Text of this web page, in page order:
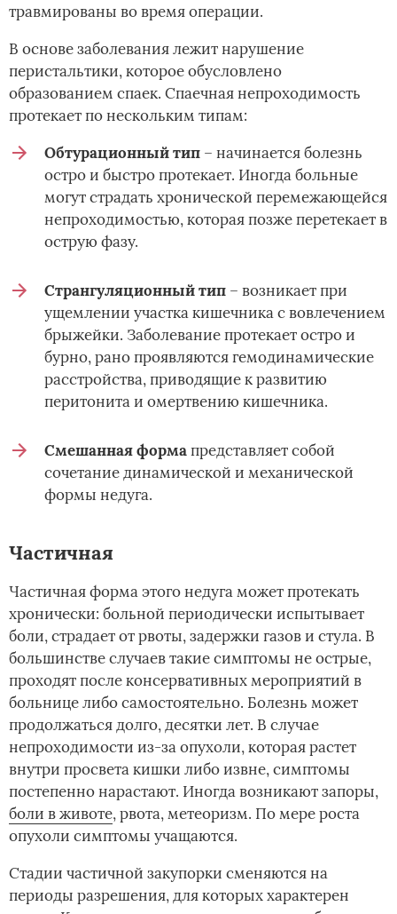
травмированы во время операции.
В основе заболевания лежит нарушение
перистальтики, которое обусловлено
образованием спаек. Спаечная непроходимость
протекает по нескольким типам:
Обтурационный тип – начинается болезнь
остро и быстро протекает. Иногда больные
могут страдать хронической перемежающейся
непроходимостью, которая позже перетекает в
острую фазу.
Странгуляционный тип – возникает при
ущемлении участка кишечника с вовлечением
брыжейки. Заболевание протекает остро и
бурно, рано проявляются гемодинамические
расстройства, приводящие к развитию
перитонита и омертвению кишечника.
Смешанная формапредставляет собой
сочетание динамической и механической
формы недуга.
Частичная
Частичная форма этого недуга может протекать
хронически: больной периодически испытывает
боли, страдает от рвоты, задержки газов и стула. В
большинстве случаев такие симптомы не острые,
проходят после консервативных мероприятий в
больнице либо самостоятельно. Болезнь может
продолжаться долго, десятки лет. В случае
непроходимости из-за опухоли, которая растет
внутри просвета кишки либо извне, симптомы
постепенно нарастают. Иногда возникают запоры,
боли в животе, рвота, метеоризм. По мере роста
опухоли симптомы учащаются.
Стадии частичной закупорки сменяются на
периоды разрешения, для которых характерен